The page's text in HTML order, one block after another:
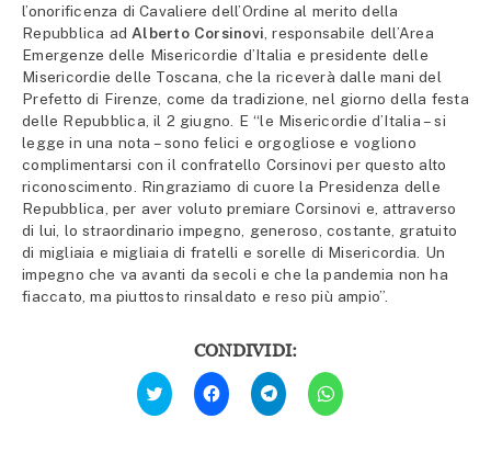
l’onorificenza di Cavaliere dell’Ordine al merito della
Repubblica ad Alberto Corsinovi , responsabile dell’Area
Emergenze delle Misericordie d’Italia e presidente delle
Misericordie delle Toscana, che la riceverà dalle mani del
Prefetto di Firenze, come da tradizione, nel giorno della festa
delle Repubblica, il 2 giugno. E “le Misericordie d’Italia – si
legge in una nota – sono felici e orgogliose e vogliono
complimentarsi con il confratello Corsinovi per questo alto
riconoscimento. Ringraziamo di cuore la Presidenza delle
Repubblica, per aver voluto premiare Corsinovi e, attraverso
di lui, lo straordinario impegno, generoso, costante, gratuito
di migliaia e migliaia di fratelli e sorelle di Misericordia. Un
impegno che va avanti da secoli e che la pandemia non ha
fiaccato, ma piuttosto rinsaldato e reso più ampio”.
CONDIVIDI:
Fai
clic
qui
Fai
clic
per
condividere
Fai
clic
per
condividere
Fai
clic
per